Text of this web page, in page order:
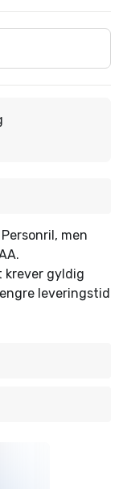
men
krever gyldig
leveringstid